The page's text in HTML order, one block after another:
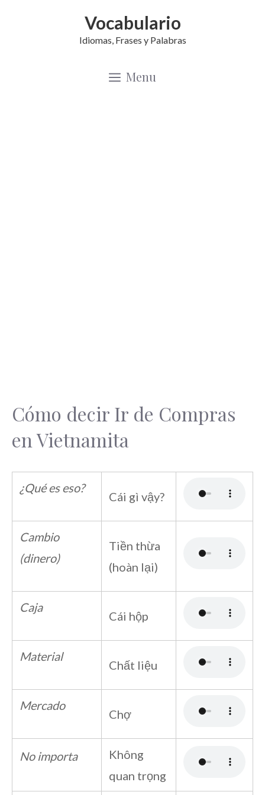
Vocabulario
Idiomas, Frases y Palabras
Menu
Cómo decir Ir de Compras
en Vietnamita
¿Qué es eso?
Cái gì vậy?
Cambio
(dinero)
Tiền thừa
(hoàn lại)
Caja
Cái hộp
Material
Chất liệu
Mercado
Chợ
No importa
Không
quan trọng